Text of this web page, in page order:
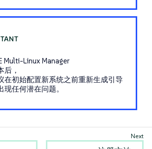
Multi-Linux Manager
后，
在初始配置新系统之前重新生成引导
现任何潜在问题。